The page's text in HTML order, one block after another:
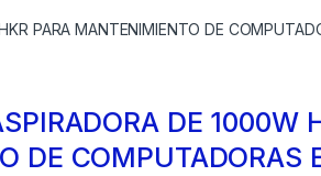
PARA MANTENIMIENTO DE
DE 1000W
DE COMPUTADORAS